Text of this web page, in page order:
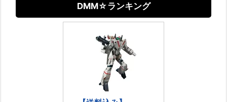
DMM☆ランキング